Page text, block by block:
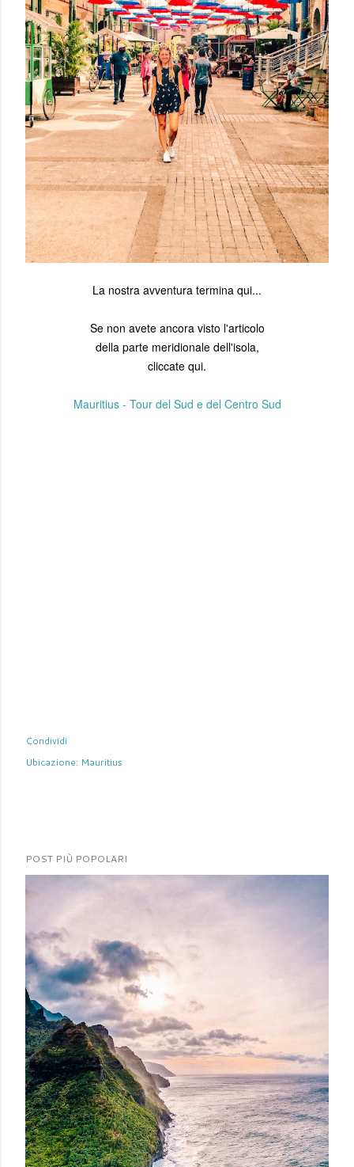
La nostra avventura termina qui...
Se non avete ancora visto l'articolo
della parte meridionale dell'isola,
cliccate qui.
Mauritius - Tour del Sud e del Centro Sud
Condividi
Ubicazione: Mauritius
POST PIÙ POPOLARI